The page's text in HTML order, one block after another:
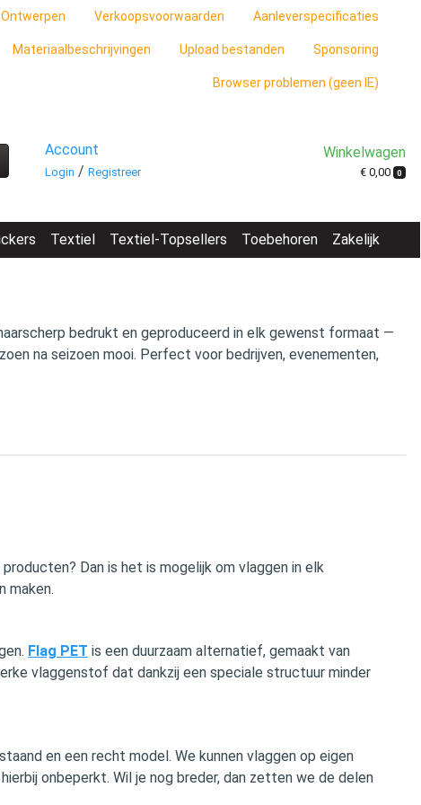
Ontwerpen Verkoopsvoorwaarden Aanleverspecificaties
Materiaalbeschrijvingen Upload bestanden Sponsoring
Browser problemen (geen IE)
Account
Login /Registreer
Winkelwagen
€ 0,00 0
Textiel Textiel-Topsellers Toebehoren Zakelijk
bedrukt en geproduceerd in elk gewenst formaat —
na seizoen mooi. Perfect voor bedrijven, evenementen,
Dan is het is mogelijk om vlaggen in elk
maken.
Flag PET is een duurzaam alternatief, gemaakt van
vlaggenstof dat dankzij een speciale structuur minder
en een recht model. We kunnen vlaggen op eigen
onbeperkt. Wil je nog breder, dan zetten we de delen